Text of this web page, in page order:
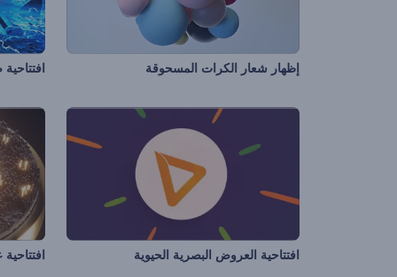
إظهار شعار الكرات المسحوقة
افتتاحية العروض البصرية الحيوية